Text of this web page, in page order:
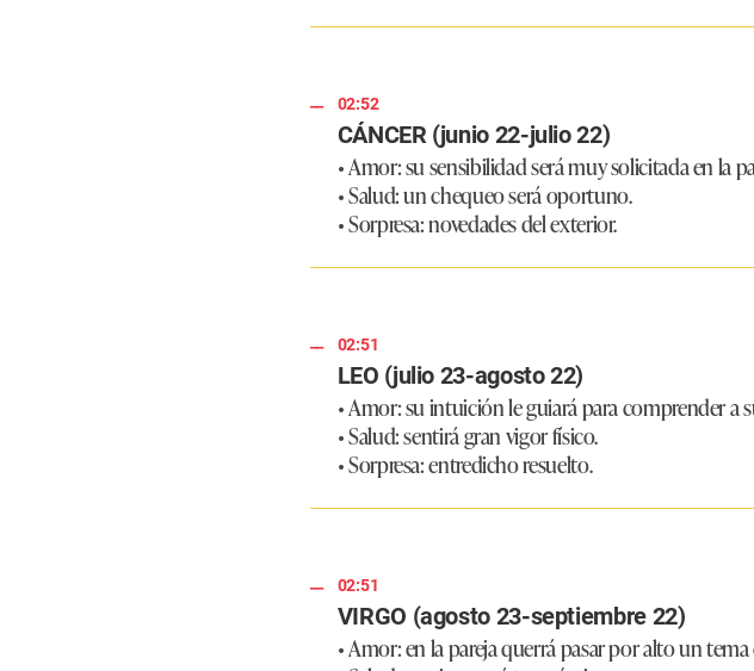
02:52
CÁNCER (junio 22-julio 22)
• Amor: su sensibilidad será muy solicitada en la
• Salud: un chequeo será oportuno.
• Sorpresa: novedades del exterior.
02:51
LEO (julio 23-agosto 22)
• Amor: su intuición le guiará para comprender a
• Salud: sentirá gran vigor físico.
• Sorpresa: entredicho resuelto.
02:51
VIRGO (agosto 23-septiembre 22)
• Amor: en la pareja querrá pasar por alto un